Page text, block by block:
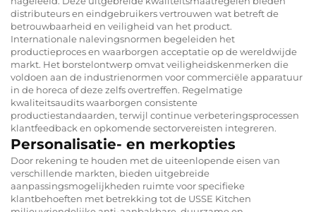
distributeurs en eindgebruikers vertrouwen wat betreft de
betrouwbaarheid en veiligheid van het product.
Internationale nalevingsnormen begeleiden het
productieproces en waarborgen acceptatie op de wereldwijde
markt. Het borstelontwerp omvat veiligheidskenmerken die
voldoen aan de industrienormen voor commerciële apparatuur
in de horeca of deze zelfs overtreffen. Regelmatige
kwaliteitsaudits waarborgen consistente
productiestandaarden, terwijl continue verbeteringsprocessen
klantfeedback en opkomende sectorvereisten integreren.
Personalisatie- en merkopties
Door rekening te houden met de uiteenlopende eisen van
verschillende markten, bieden uitgebreide
aanpassingsmogelijkheden ruimte voor specifieke
klantbehoeften met betrekking tot de USSE Kitchen